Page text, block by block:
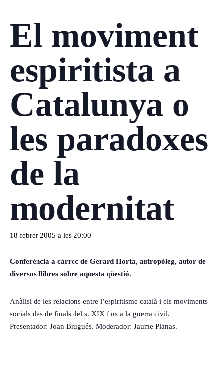
El moviment
espiritista a
Catalunya o
les paradoxes
de la
modernitat
18 febrer 2005 a les 20:00
Conferència a càrrec de Gerard Horta, antropòleg, autor de
diversos llibres sobre aquesta qüestió.
Anàlisi de les relacions entre l’espiritisme català i els moviments
socials des de finals del s. XIX fins a la guerra civil.
Presentador: Joan Brugués. Moderador: Jaume Planas.